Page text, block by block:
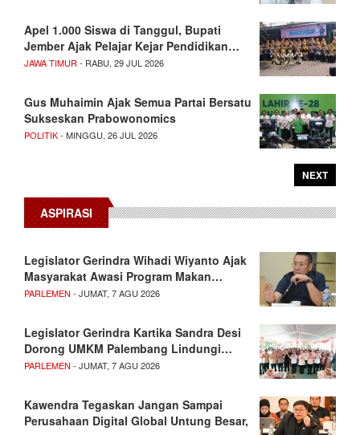
Apel 1.000 Siswa di Tanggul, Bupati
Jember Ajak Pelajar Kejar Pendidikan…
JAWA TIMUR - RABU, 29 JUL 2026
Gus Muhaimin Ajak Semua Partai Bersatu
Sukseskan Prabowonomics
POLITIK- MINGGU, 26 JUL 2026
NEXT
ASPIRASI
Legislator Gerindra Wihadi Wiyanto Ajak
Masyarakat Awasi Program Makan…
PARLEMEN - JUMAT, 7 AGU 2026
Legislator Gerindra Kartika Sandra Desi
Dorong UMKM Palembang Lindungi…
PARLEMEN - JUMAT, 7 AGU 2026
Kawendra Tegaskan Jangan Sampai
Perusahaan Digital Global Untung Besar,